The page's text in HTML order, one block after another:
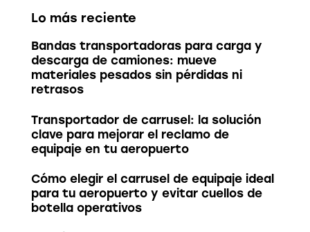
Lo más reciente
Bandas transportadoras para carga y
descarga de camiones: mueve
materiales pesados sin pérdidas ni
retrasos
Transportador de carrusel: la solución
clave para mejorar el reclamo de
equipaje en tu aeropuerto
Cómo elegir el carrusel de equipaje ideal
para tu aeropuerto y evitar cuellos de
botella operativos